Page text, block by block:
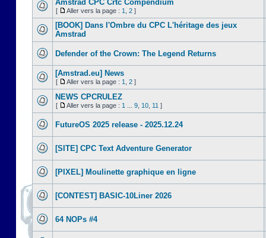
Amstrad CPC Crtc Compendium
[ Aller vers la page : 1 2 ]
[BOOK] Dans l'Ombre du CPC L'héritage des jeux
Amstrad
Defender of the Crown: The Legend Returns
[Amstrad.eu] News
[ Aller vers la page : 1 2 ]
NEWS CPCRULEZ
[ Aller vers la page : 1 9 10 11 ]
FutureOS 2025 release - 2025.12.24
[SITE] CPC Text Adventure Generator
[PIXEL] Moulinette graphique en ligne
[CONTEST] BASIC-10Liner 2026
64 NOPs #4